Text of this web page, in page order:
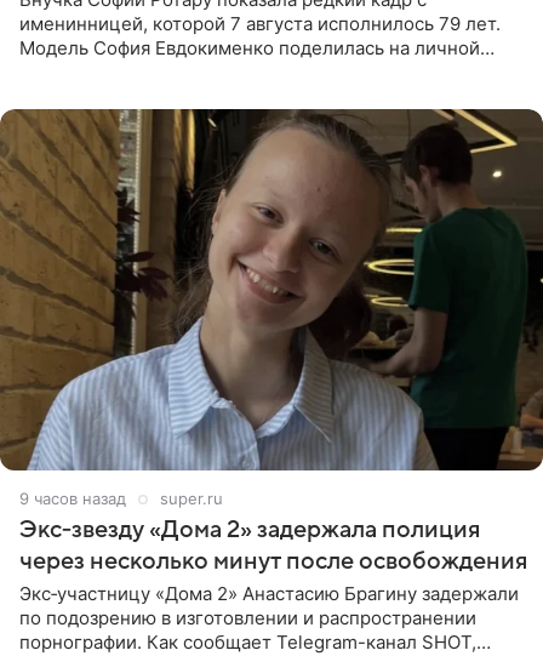
именинницей, которой 7 августа исполнилось 79 лет.
Модель София Евдокименко поделилась на личной
9 часов назад super.ru
Экс‑звезду «Дома 2» задержала полиция
через несколько минут после освобождения
Экс‑участницу «Дома 2» Анастасию Брагину задержали
по подозрению в изготовлении и распространении
порнографии. Как сообщает Telegram-канал SHOT,